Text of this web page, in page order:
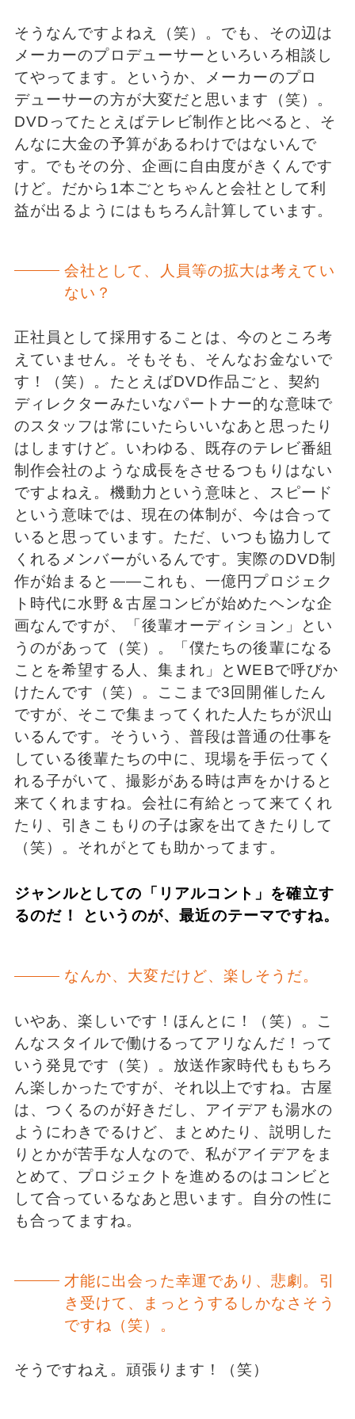
そうなんですよねえ（笑）。でも、その辺は
メーカーのプロデューサーといろいろ相談し
てやってます。というか、メーカーのプロ
デューサーの方が大変だと思います（笑）。
DVDってたとえばテレビ制作と比べると、そ
んなに大金の予算があるわけではないんで
す。でもその分、企画に自由度がきくんです
けど。だから1本ごとちゃんと会社として利
益が出るようにはもちろん計算しています。
会社として、人員等の拡大は考えてい
ない？
正社員として採用することは、今のところ考
えていません。そもそも、そんなお金ないで
す！（笑）。たとえばDVD作品ごと、契約
ディレクターみたいなパートナー的な意味で
のスタッフは常にいたらいいなあと思ったり
はしますけど。いわゆる、既存のテレビ番組
制作会社のような成長をさせるつもりはない
ですよねえ。機動力という意味と、スピード
という意味では、現在の体制が、今は合って
いると思っています。ただ、いつも協力して
くれるメンバーがいるんです。実際のDVD制
作が始まると――これも、一億円プロジェク
ト時代に水野＆古屋コンビが始めたヘンな企
画なんですが、「後輩オーディション」とい
うのがあって（笑）。「僕たちの後輩になる
ことを希望する人、集まれ」とWEBで呼びか
けたんです（笑）。ここまで3回開催したん
ですが、そこで集まってくれた人たちが沢山
いるんです。そういう、普段は普通の仕事を
している後輩たちの中に、現場を手伝ってく
れる子がいて、撮影がある時は声をかけると
来てくれますね。会社に有給とって来てくれ
たり、引きこもりの子は家を出てきたりして
（笑）。それがとても助かってます。
ジャンルとしての「リアルコント」を確立す
るのだ！ というのが、最近のテーマですね。
なんか、大変だけど、楽しそうだ。
いやあ、楽しいです！ほんとに！（笑）。こ
んなスタイルで働けるってアリなんだ！って
いう発見です（笑）。放送作家時代ももちろ
ん楽しかったですが、それ以上ですね。古屋
は、つくるのが好きだし、アイデアも湯水の
ようにわきでるけど、まとめたり、説明した
りとかが苦手な人なので、私がアイデアをま
とめて、プロジェクトを進めるのはコンビと
して合っているなあと思います。自分の性に
も合ってますね。
才能に出会った幸運であり、悲劇。引
き受けて、まっとうするしかなさそう
ですね（笑）。
そうですねえ。頑張ります！（笑）